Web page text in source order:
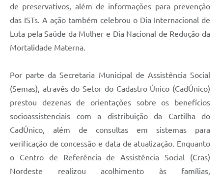
de preservativos, além de informações para prevenção
das ISTs. A ação também celebrou o Dia Internacional de
Luta pela Saúde da Mulher e Dia Nacional de Redução da
Mortalidade Materna.
Por parte da Secretaria Municipal de Assistência Social
(Semas), através do Setor do Cadastro Único (CadÚnico)
prestou dezenas de orientações sobre os benefícios
socioassistenciais com a distribuição da Cartilha do
CadÚnico, além de consultas em sistemas para
verificação de concessão e data de atualização. Enquanto
o Centro de Referência de Assistência Social (Cras)
Nordeste realizou acolhimento às famílias,